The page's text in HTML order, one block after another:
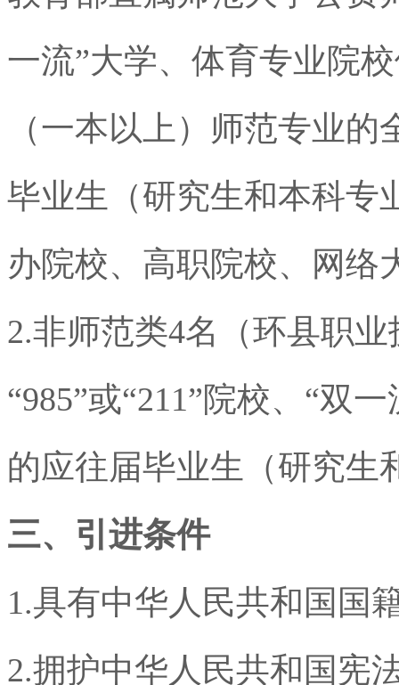
一流”大学、体育专业院
（一本以上）师范专业
毕业生（研究生和本科专
办院校、高职院校、网络
2.非师范类4名（环县职
“985”或“211”院校、“双
的应往届毕业生（研究生
三、引进条件
1.具有中华人民共和国国
2.拥护中华人民共和国宪